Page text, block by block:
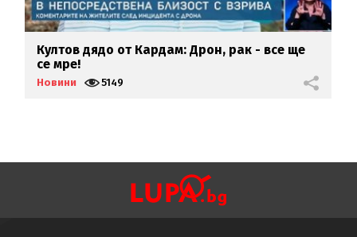
Култов дядо от Кардам: Дрон, рак - все ще
се мре!
Новини 5149